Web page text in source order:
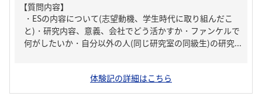
【質問内容】
・ESの内容について(志望動機、学生時代に取り組んだこ
と)・研究内容、意義、会社でどう活かすか・ファンケルで
何がしたいか・自分以外の人(同じ研究室の同級生)の研究...
体験記の詳細はこちら